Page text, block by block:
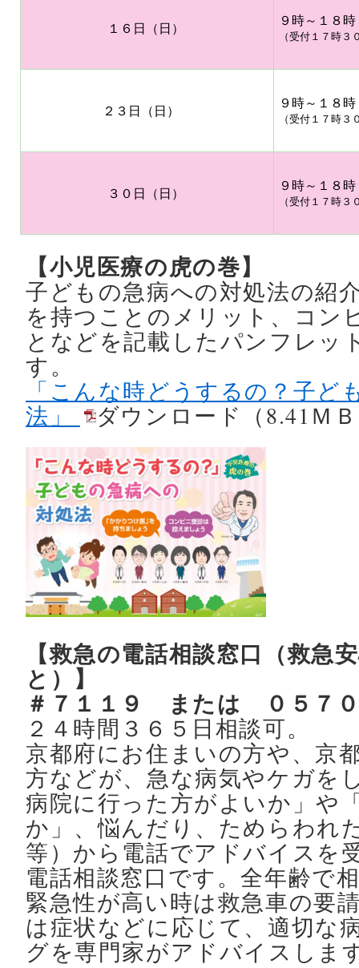
１６日（日） ９時～１８時
（受付１７時３
２３日（日） ９時～１８時
（受付１７時３
３０日（日） ９時～１８時
（受付１７時３
【小児医療の虎の巻】
子どもの急病への対処法の紹
を持つことのメリット、コン
となどを記載したパンフレッ
す。
「こんな時どうするの？子ど
法」
ダウンロード（8.41Ｍ
【救急の電話相談窓口（救急
と）】
＃７１１９ または ０５７０
２４時間３６５日相談可。
京都府にお住まいの方や、京
方などが、急な病気やケガを
病院に行った方がよいか」や
か」、悩んだり、ためらわれ
等）から電話でアドバイスを
電話相談窓口です。全年齢で
緊急性が高い時は救急車の要
は症状などに応じて、適切な
グを専門家がアドバイスしま